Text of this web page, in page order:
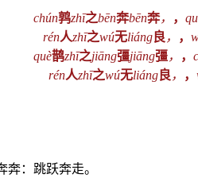
chún鹑zhī之bēn奔bēn奔， ，
rén人zhī之wú无liáng良 ， ，
què鹊zhī之jiāng彊jiāng彊， ，
rén人zhī之wú无liáng 良 ， ，
：跳跃奔走。